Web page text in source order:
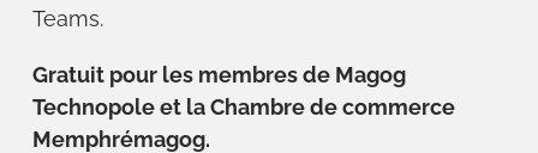
Teams.
Gratuit pour les membres de Magog
Technopole et la Chambre de commerce
Memphrémagog.